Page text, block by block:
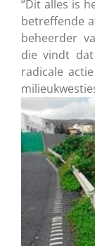
“Dit alles is
betreffende
beheerder
die vindt
radicale